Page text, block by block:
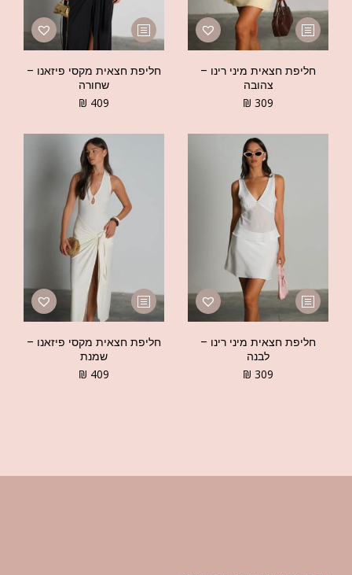
חליפת חצאית מיני רינו –
צהובה
₪ 309
חליפת חצאית מקסי פיזאנו –
שחורה
₪ 409
חליפת חצאית מיני רינו –
לבנה
₪ 309
חליפת חצאית מקסי פיזאנו –
שמנת
₪ 409